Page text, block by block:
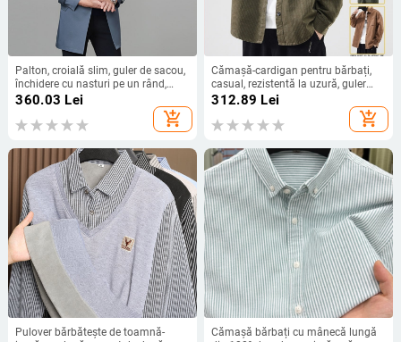
Palton, croială slim, guler de sacou,
închidere cu nasturi pe un rând,
Vinylon-Lycra țesătură
360.03 Lei
add_shopping_cart
Cămașă-cardigan pentru bărbați,
casual, rezistentă la uzură, guler
rever, mâneci lungi, amestec din
fibre chimice (81–90% clorură de
vinil)
312.89 Lei
add_shopping_cart
Pulover bărbătește de toamnă-
Cămașă bărbați cu mânecă lungă